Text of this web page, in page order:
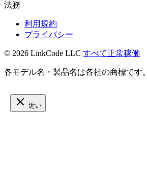
法務
利用規約
プライバシー
© 2026 LinkCode LLC すべて正常稼働
各モデル名・製品名は各社の商標です。
近い